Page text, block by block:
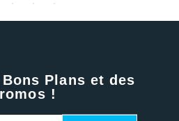
Plans et des
!